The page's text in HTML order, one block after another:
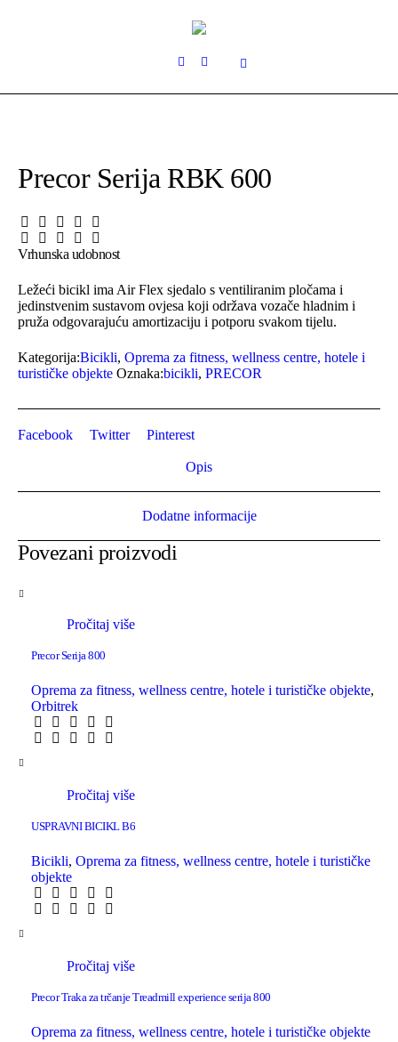
Precor Serija RBK 600
Vrhunska udobnost
Ležeći bicikl ima Air Flex sjedalo s ventiliranim pločama i
jedinstvenim sustavom ovjesa koji održava vozače hladnim i
pruža odgovarajuću amortizaciju i potporu svakom tijelu.
Kategorija:Bicikli, Oprema za fitness, wellness centre, hotele i
turističke objekte Oznaka:bicikli, PRECOR
Facebook Twitter Pinterest
Opis
Dodatne informacije
Povezani proizvodi
Pročitaj više
Precor Serija 800
Oprema za fitness, wellness centre, hotele i turističke objekte,
Orbitrek
Pročitaj više
USPRAVNI BICIKL B6
Bicikli, Oprema za fitness, wellness centre, hotele i turističke
objekte
Pročitaj više
Precor Traka za trčanje Treadmill experience serija 800
Oprema za fitness, wellness centre, hotele i turističke objekte